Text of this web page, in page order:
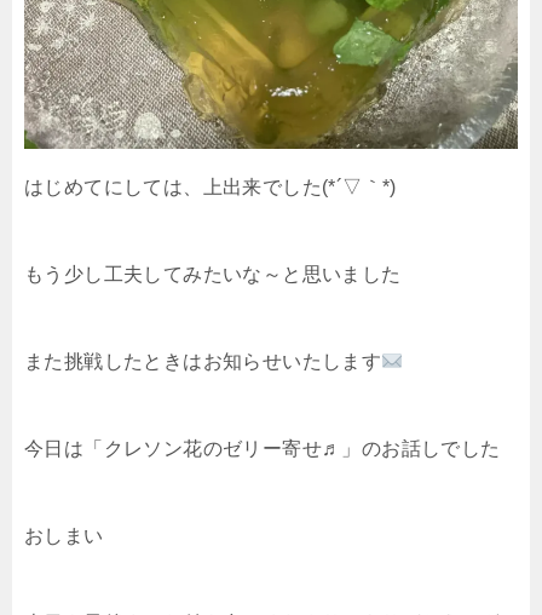
はじめてにしては、上出来でした(*´▽｀*)
もう少し工夫してみたいな～と思いました
また挑戦したときはお知らせいたします
今日は「クレソン花のゼリー寄せ♬」のお話しでした
おしまい